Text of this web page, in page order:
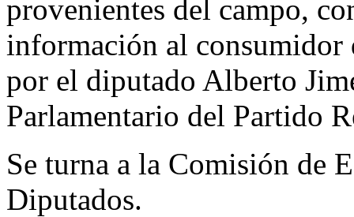
provenientes del campo,
información al consumidor
por el diputado Alberto
Parlamentario del Partido
Se turna a la Comisión de
Diputados.